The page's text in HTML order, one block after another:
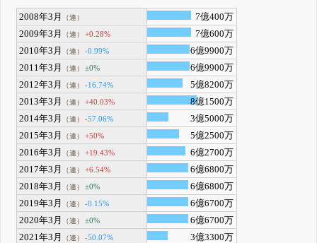
2008年3月 （連）
7億400万
2009年3月
（連） +0.28%
7億600万
2010年3月
（連） -0.99%
6億9900万
2011年3月
（連） ±0%
6億9900万
2012年3月
（連） -16.74%
5億8200万
2013年3月
（連） +40.03%
8億1500万
2014年3月
（連） -57.06%
3億5000万
2015年3月
（連） +50%
5億2500万
2016年3月
（連） +19.43%
6億2700万
2017年3月
（連） +6.54%
6億6800万
2018年3月
（連） ±0%
6億6800万
2019年3月
（連） -0.15%
6億6700万
2020年3月
（連） ±0%
6億6700万
2021年3月
（連） -50.07%
3億3300万